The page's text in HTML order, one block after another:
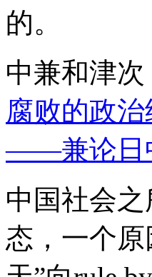
的。
中兼和津次
腐败的政
——兼论日
中国社会
态，一个